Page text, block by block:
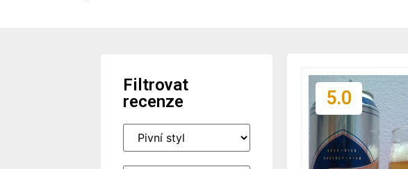
Filtrovat
recenze
5.0